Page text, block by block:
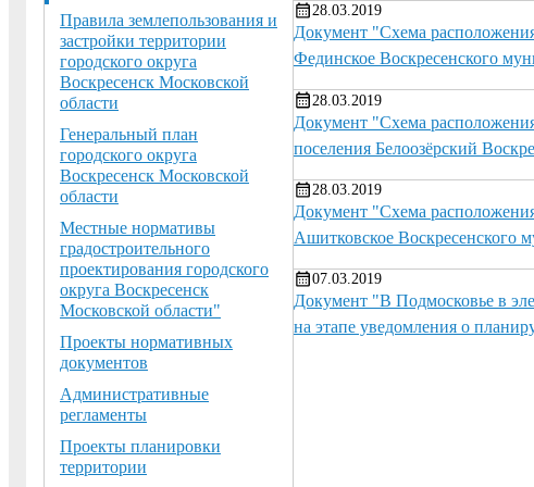
Правила землепользования и
застройки территории
городского округа
Воскресенск Московской
области
Генеральный план
городского округа
Воскресенск Московской
области
Местные нормативы
градостроительного
проектирования городского
округа Воскресенск
Московской области"
Проекты нормативных
документов
Административные
регламенты
Проекты планировки
территории
28.03.2019
Документ "Схема
Фединское Воскресенского
28.03.2019
Документ "Схема
поселения Белоозёрский
28.03.2019
Документ "Схема
Ашитковское Воскресенского
07.03.2019
Документ "В Подмосковье в
на этапе уведомления о